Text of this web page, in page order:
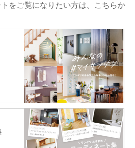
をご覧になりたい方は、こちらか